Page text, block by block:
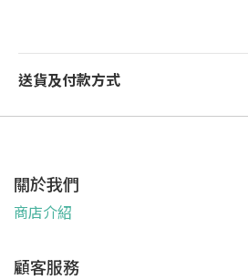
送貨及付款方式
關於我們
商店介紹
顧客服務